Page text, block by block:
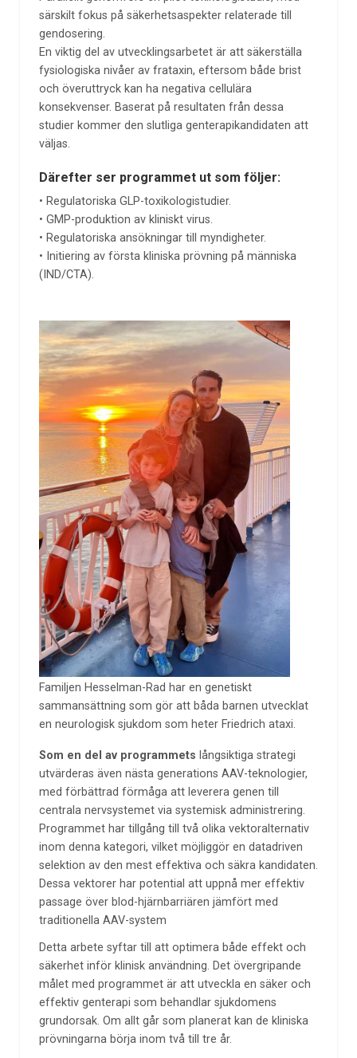
särskilt fokus på säkerhetsaspekter relaterade till
gendosering.
En viktig del av utvecklingsarbetet är att säkerställa
fysiologiska nivåer av frataxin, eftersom både brist
och överuttryck kan ha negativa cellulära
konsekvenser. Baserat på resultaten från dessa
studier kommer den slutliga genterapikandidaten att
väljas.
Därefter ser programmet ut som följer:
• Regulatoriska GLP-toxikologistudier.
• GMP-produktion av kliniskt virus.
• Regulatoriska ansökningar till myndigheter.
• Initiering av första kliniska prövning på människa
(IND/CTA).
Familjen Hesselman-Rad har en genetiskt
sammansättning som gör att båda barnen utvecklat
en neurologisk sjukdom som heter Friedrich ataxi.
Som en del av programmets långsiktiga strategi
utvärderas även nästa generations AAV-teknologier,
med förbättrad förmåga att leverera genen till
centrala nervsystemet via systemisk administrering.
Programmet har tillgång till två olika vektoralternativ
inom denna kategori, vilket möjliggör en datadriven
selektion av den mest effektiva och säkra kandidaten.
Dessa vektorer har potential att uppnå mer effektiv
passage över blod-hjärnbarriären jämfört med
traditionella AAV-system
Detta arbete syftar till att optimera både effekt och
säkerhet inför klinisk användning. Det övergripande
målet med programmet är att utveckla en säker och
effektiv genterapi som behandlar sjukdomens
grundorsak. Om allt går som planerat kan de kliniska
prövningarna börja inom två till tre år.